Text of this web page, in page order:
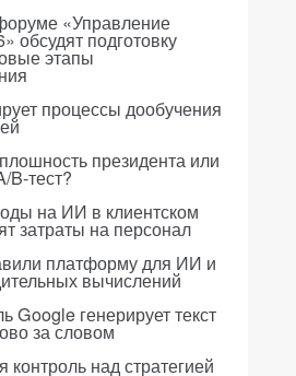
«Управление
подготовку
этапы
процессы дообучения
президента или
B-тест?
на ИИ в клиентском
затраты на персонал
платформу для ИИ и
вычислений
генерирует текст
за словом
над стратегией